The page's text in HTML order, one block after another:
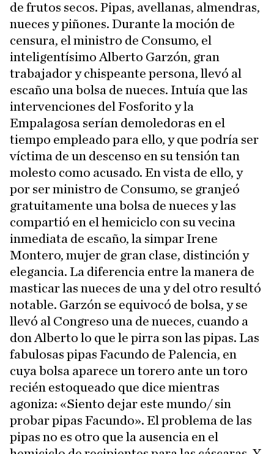
de frutos secos. Pipas, avellanas, almendras,
nueces y piñones. Durante la moción de
censura, el ministro de Consumo, el
inteligentísimo Alberto Garzón, gran
trabajador y chispeante persona, llevó al
escaño una bolsa de nueces. Intuía que las
intervenciones del Fosforito y la
Empalagosa serían demoledoras en el
tiempo empleado para ello, y que podría ser
víctima de un descenso en su tensión tan
molesto como acusado. En vista de ello, y
por ser ministro de Consumo, se granjeó
gratuitamente una bolsa de nueces y las
compartió en el hemiciclo con su vecina
inmediata de escaño, la simpar Irene
Montero, mujer de gran clase, distinción y
elegancia. La diferencia entre la manera de
masticar las nueces de una y del otro resultó
notable. Garzón se equivocó de bolsa, y se
llevó al Congreso una de nueces, cuando a
don Alberto lo que le pirra son las pipas. Las
fabulosas pipas Facundo de Palencia, en
cuya bolsa aparece un torero ante un toro
recién estoqueado que dice mientras
agoniza: «Siento dejar este mundo/ sin
probar pipas Facundo». El problema de las
pipas no es otro que la ausencia en el